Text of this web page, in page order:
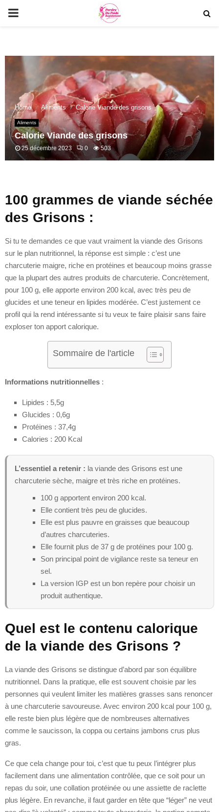
PRIMARY
Home Aliments Calorie Viande des grisons
Aliments
Calorie Viande des grisons
25 décembre 2023 0 503
100 grammes de viande séchée
des Grisons :
Si tu te demandes ce que vaut vraiment la viande des Grisons
sur le plan nutritionnel, la réponse est simple : c’est une
charcuterie maigre, riche en protéines et beaucoup moins grasse
que la plupart des autres produits de charcuterie. Concrètement,
pour 100 g, elle apporte environ 200 kcal, avec très peu de
glucides et une teneur en lipides modérée. C’est justement ce
profil qui la rend intéressante si tu veux te faire plaisir sans faire
exploser ton apport calorique.
Sommaire de l'article
Informations nutritionnelles :
Lipides : 5,5g
Glucides : 0,6g
Protéines : 37,4g
Calories : 200 Kcal
L’essentiel a retenir : la viande des Grisons est une
charcuterie sèche, maigre et très riche en protéines.
100 g apportent environ 200 kcal.
Elle contient très peu de glucides.
Elle est plus pauvre en graisses que beaucoup
d’autres charcuteries.
Elle fournit plus de 37 g de protéines pour 100 g.
Son principal point de vigilance reste sa teneur en
sel.
La version IGP est un bon repère pour choisir un
produit authentique.
Quel est le contenu calorique
de la viande des Grisons ?
La viande des Grisons se distingue d’abord par son équilibre
nutritionnel. Dans la pratique, elle est souvent choisie par les
personnes qui veulent limiter les matières grasses sans renoncer
à une charcuterie savoureuse. Avec environ 200 kcal pour 100 g,
elle reste bien plus légère que de nombreuses alternatives
comme le saucisson, la coppa ou certains jambons crus plus
gras.
Ce que cela change pour toi, c’est que tu peux l’intégrer plus
facilement dans une alimentation contrôlée, que ce soit pour un
repas du soir, une collation protéinée ou une assiette de raclette
plus légère. En revanche, il faut garder en tête que “léger” ne veut